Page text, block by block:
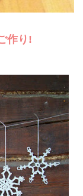
作り!